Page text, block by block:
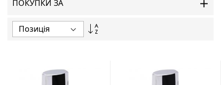
ПОКУПКИ ЗА
Сортувати